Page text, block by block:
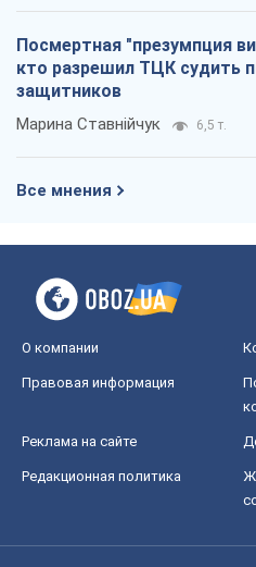
Посмертная "презумпция
кто разрешил ТЦК судить
защитников
Марина Ставнійчук 6,5 т.
Все мнения
О компании
Правовая информация
Реклама на сайте
Редакционная политика